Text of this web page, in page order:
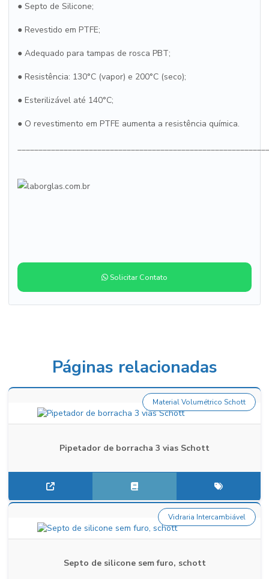
● Septo de Silicone;
● Revestido em PTFE;
● Adequado para tampas de rosca PBT;
● Resistência: 130°C (vapor) e 200°C (seco);
● Esterilizável até 140°C;
● O revestimento em PTFE aumenta a resistência química.
Solicitar Contato
Páginas relacionadas
Pipetador de borracha 3 vias Schott
Material Volumétrico Schott
Septo de silicone sem furo, schott
Vidraria Intercambiável